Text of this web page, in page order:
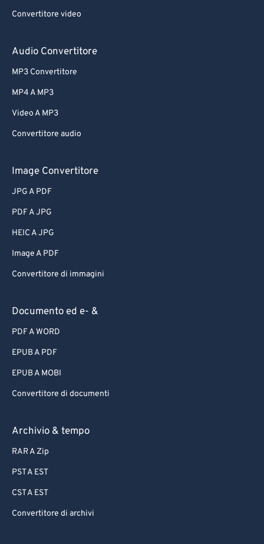
Convertitore video
Audio Convertitore
MP3 Convertitore
MP4 A MP3
Video A MP3
Convertitore audio
Image Convertitore
JPG A PDF
PDF A JPG
HEIC A JPG
Image A PDF
Convertitore di immagini
Documento ed e- &
PDF A WORD
EPUB A PDF
EPUB A MOBI
Convertitore di documenti
Archivio & tempo
RAR A Zip
PST A EST
CST A EST
Convertitore di archivi